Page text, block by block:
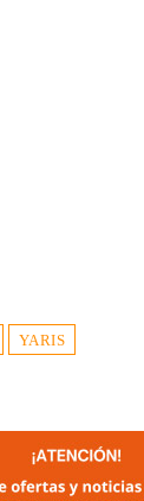
YARIS